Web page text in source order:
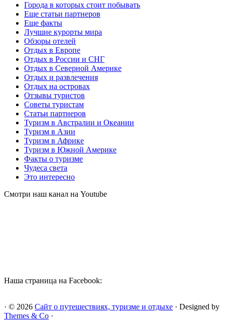
Города в которых стоит побывать
Еще статьи партнеров
Еще факты
Лучшие курорты мира
Обзоры отелей
Отдых в Европе
Отдых в России и СНГ
Отдых в Северной Америке
Отдых и развлечения
Отдых на островах
Отзывы туристов
Советы туристам
Статьи партнеров
Туризм в Австралии и Океании
Туризм в Азии
Туризм в Африке
Туризм в Южной Америке
Факты о туризме
Чудеса света
Это интересно
Смотри наш канал на Youtube
Наша страница на Facebook:
· © 2026 Сайт о путешествиях, туризме и отдыхе · Designed by
Themes & Co ·